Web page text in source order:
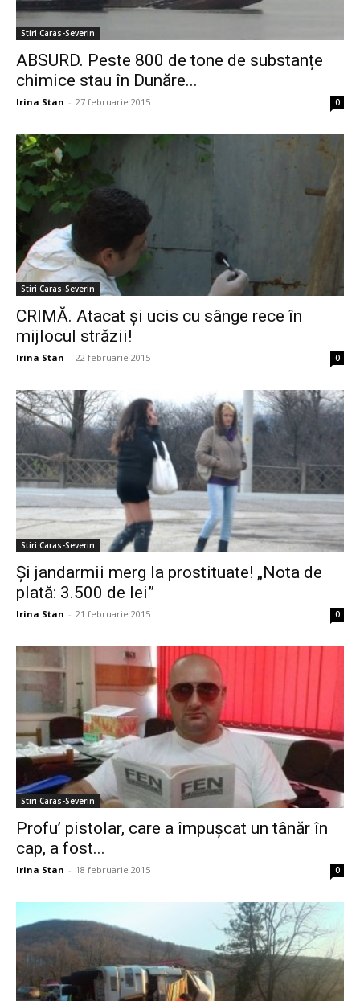
Stiri Caras-Severin
ABSURD. Peste 800 de tone de substanțe
chimice stau în Dunăre...
Irina Stan - 27 februarie 2015 0
Stiri Caras-Severin
CRIMĂ. Atacat și ucis cu sânge rece în
mijlocul străzii!
Irina Stan - 22 februarie 2015 0
Stiri Caras-Severin
Şi jandarmii merg la prostituate! „Nota de
plată: 3.500 de lei”
Irina Stan - 21 februarie 2015 0
Stiri Caras-Severin
Profu’ pistolar, care a împușcat un tânăr în
cap, a fost...
Irina Stan - 18 februarie 2015 0